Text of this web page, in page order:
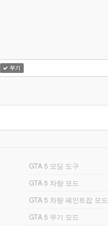
무기
GTA 5 모딩 도구
GTA 5 차량 모드
GTA 5 차량 페인트잡 모드
GTA 5 무기 모드